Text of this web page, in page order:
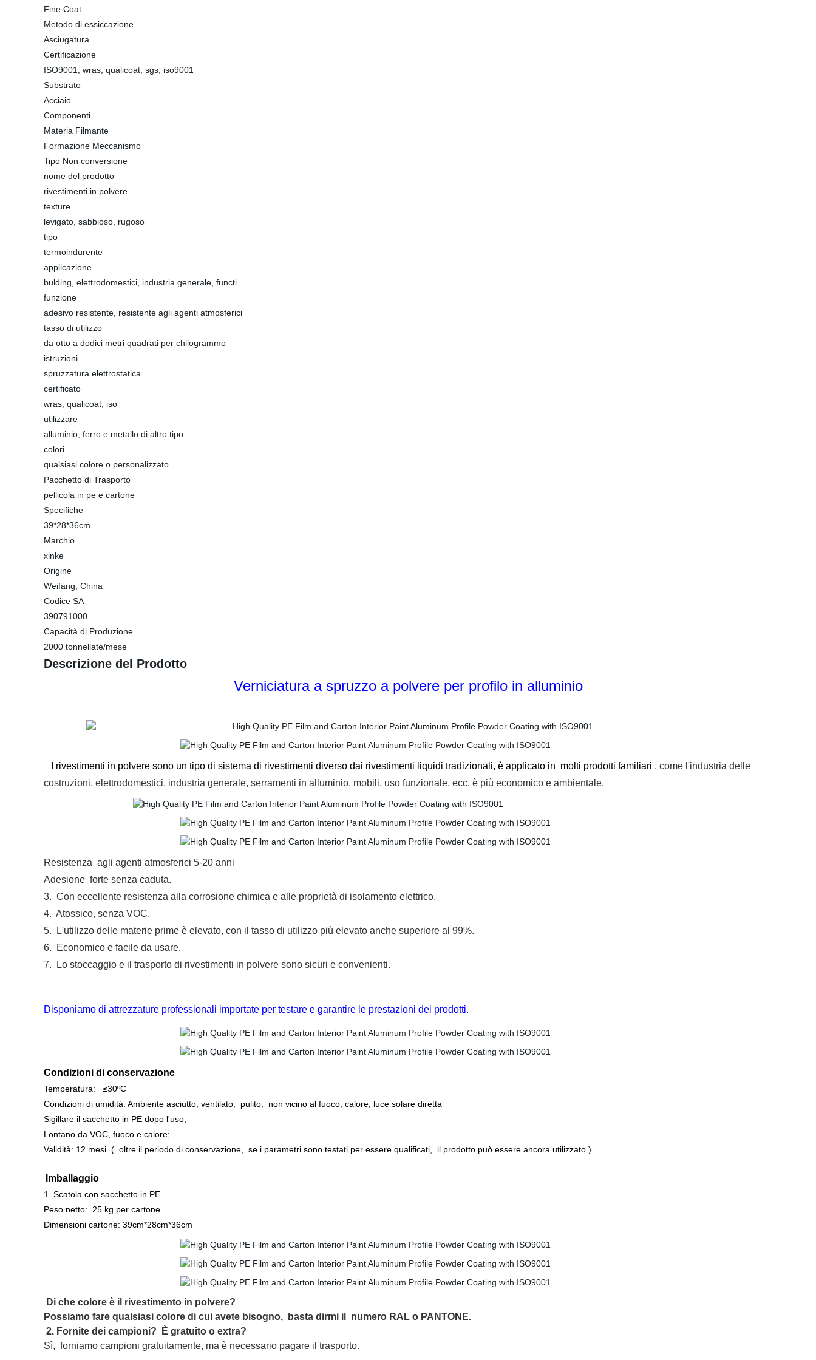
Fine Coat
Metodo di essiccazione
Asciugatura
Certificazione
ISO9001, wras, qualicoat, sgs, iso9001
Substrato
Acciaio
Componenti
Materia Filmante
Formazione Meccanismo
Tipo Non conversione
nome del prodotto
rivestimenti in polvere
texture
levigato, sabbioso, rugoso
tipo
termoindurente
applicazione
bulding, elettrodomestici, industria generale, functi
funzione
adesivo resistente, resistente agli agenti atmosferici
tasso di utilizzo
da otto a dodici metri quadrati per chilogrammo
istruzioni
spruzzatura elettrostatica
certificato
wras, qualicoat, iso
utilizzare
alluminio, ferro e metallo di altro tipo
colori
qualsiasi colore o personalizzato
Pacchetto di Trasporto
pellicola in pe e cartone
Specifiche
39*28*36cm
Marchio
xinke
Origine
Weifang, China
Codice SA
390791000
Capacità di Produzione
2000 tonnellate/mese
Descrizione del Prodotto
Verniciatura a spruzzo a polvere per profilo in alluminio
I rivestimenti in polvere sono un tipo di sistema di rivestimenti diverso dai rivestimenti liquidi tradizionali, è applicato in molti prodotti familiari , come l'industria delle
costruzioni, elettrodomestici, industria generale, serramenti in alluminio, mobili, uso funzionale, ecc. è più economico e ambientale.
Resistenza agli agenti atmosferici 5-20 anni
Adesione forte senza caduta.
3. Con eccellente resistenza alla corrosione chimica e alle proprietà di isolamento elettrico.
4. Atossico, senza VOC.
5.
L'utilizzo delle materie prime è elevato, con il tasso di utilizzo più elevato anche superiore al 99%.
6.
Economico e facile da usare.
7.
Lo stoccaggio e il trasporto di rivestimenti in polvere sono sicuri e convenienti.
Disponiamo di attrezzature professionali importate per testare e garantire le prestazioni dei prodotti.
Condizioni di conservazione
Temperatura:
≤30ºC
Condizioni di umidità: Ambiente asciutto, ventilato
pulito
non vicino al fuoco, calore, luce solare diretta
Sigillare il sacchetto in PE dopo l'uso;
Lontano da VOC, fuoco e calore;
Validità: 12 mesi ( oltre il periodo di conservazione se i parametri sono testati per essere qualificati, il prodotto può essere ancora utilizzato.)
Imballaggio
1. Scatola con sacchetto in PE
Peso netto:
25 kg per cartone
Dimensioni cartone: 39cm*28cm*36cm
Di che colore è il rivestimento in polvere?
Possiamo fare qualsiasi colore di cui avete bisogno,
basta dirmi il
numero RAL o PANTONE.
2. Fornite dei campioni?
È gratuito o extra?
Sì, forniamo campioni gratuitamente, ma è necessario pagare il trasporto.